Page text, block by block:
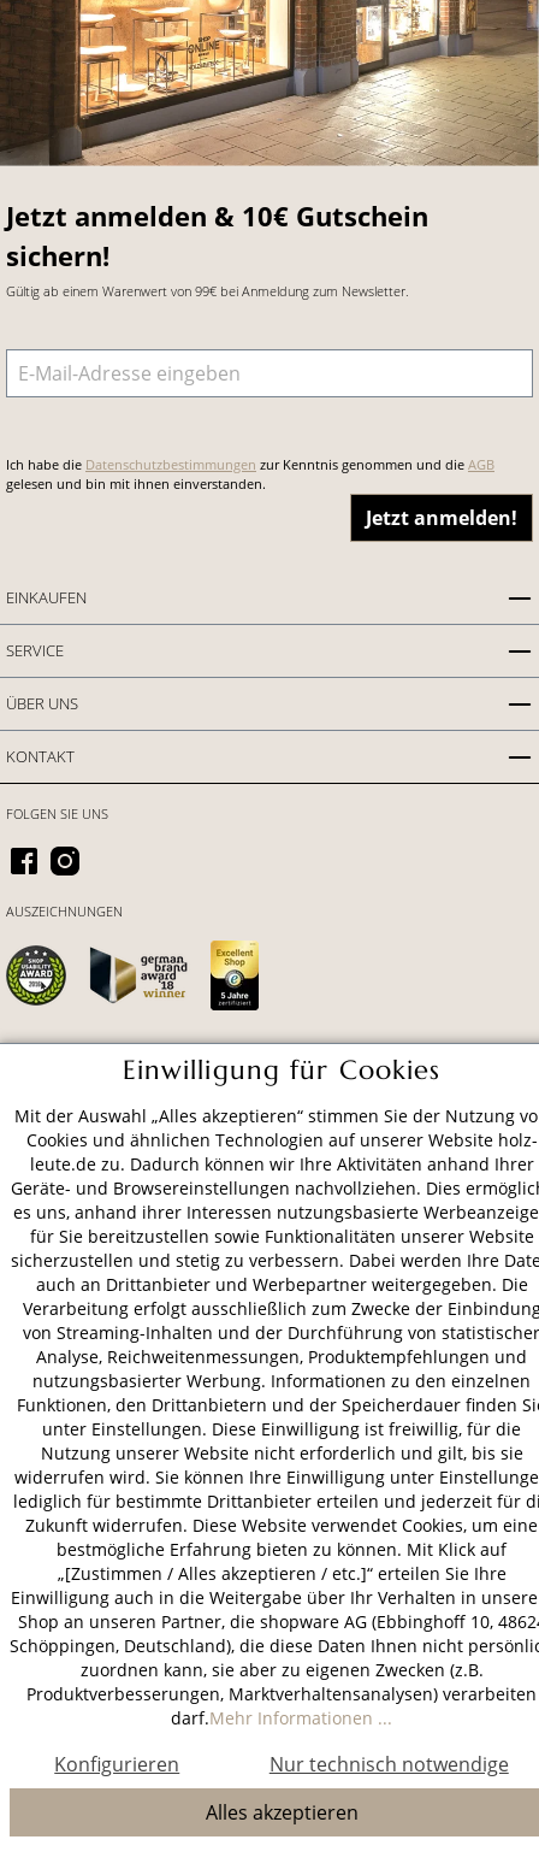
Jetzt anmelden & 10€ Gutschein
sichern!
Gültig ab einem Warenwert von 99€ bei Anmeldung zum Newsletter.
E-Mail-Adresse
Ich habe die Datenschutzbestimmungen zur Kenntnis genommen und die AGB
gelesen und bin mit ihnen einverstanden.
Jetzt anmelden!
EINKAUFEN
SERVICE
ÜBER UNS
KONTAKT
VERSAND
FOLGEN SIE UNS
AUSZEICHNUNGEN
AGB Datenschutz
Impressum
© 2026 HOLZ-LEUTE
* Alle Preise inkl. gesetzl. Mehrwertsteuer zzgl.Versandkosten.
Einwilligung für Cookies
Mit der Auswahl „Alles akzeptieren“ stimmen Sie der Nutzung
Cookies und ähnlichen Technologien auf unserer Website holz-
leute.de zu. Dadurch können wir Ihre Aktivitäten anhand Ihrer
Geräte- und Browsereinstellungen nachvollziehen. Dies
es uns, anhand ihrer Interessen nutzungsbasierte
für Sie bereitzustellen sowie Funktionalitäten unserer Website
sicherzustellen und stetig zu verbessern. Dabei werden Ihre
auch an Drittanbieter und Werbepartner weitergegeben. Die
Verarbeitung erfolgt ausschließlich zum Zwecke der
von Streaming-Inhalten und der Durchführung von statistischer
Analyse, Reichweitenmessungen, Produktempfehlungen und
nutzungsbasierter Werbung. Informationen zu den einzelnen
Funktionen, den Drittanbietern und der Speicherdauer finden
unter Einstellungen. Diese Einwilligung ist freiwillig, für die
Nutzung unserer Website nicht erforderlich und gilt, bis sie
widerrufen wird. Sie können Ihre Einwilligung unter
lediglich für bestimmte Drittanbieter erteilen und jederzeit für
Zukunft widerrufen. Diese Website verwendet Cookies, um eine
bestmögliche Erfahrung bieten zu können. Mit Klick auf
„[Zustimmen / Alles akzeptieren / etc.]“ erteilen Sie Ihre
Einwilligung auch in die Weitergabe über Ihr Verhalten in
Shop an unseren Partner, die shopware AG (Ebbinghoff 10,
Schöppingen, Deutschland), die diese Daten Ihnen nicht
zuordnen kann, sie aber zu eigenen Zwecken (z.B.
Produktverbesserungen, Marktverhaltensanalysen) verarbeiten
darf.Mehr Informationen ...
Nur technisch notwendige
Konfigurieren
Alles akzeptieren